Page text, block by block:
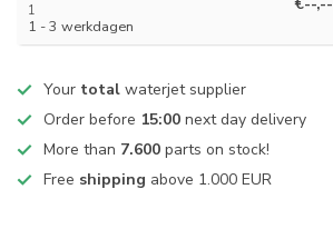
1
1 - 3 werkdagen
Your total waterjet supplier
Order before 15:00 next day delivery
More than 7.600 parts on stock!
Free shipping above 1.000 EUR